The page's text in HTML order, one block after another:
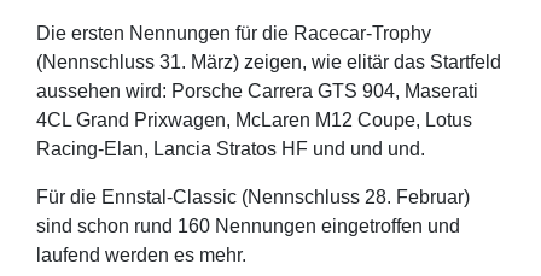
Die ersten Nennungen für die Racecar-Trophy
(Nennschluss 31. März) zeigen, wie elitär das Startfeld
aussehen wird: Porsche Carrera GTS 904, Maserati
4CL Grand Prixwagen, McLaren M12 Coupe, Lotus
Racing-Elan, Lancia Stratos HF und und und.
Für die Ennstal-Classic (Nennschluss 28. Februar)
sind schon rund 160 Nennungen eingetroffen und
laufend werden es mehr.